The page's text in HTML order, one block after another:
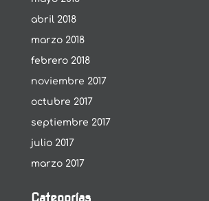
abril 2018
marzo 2018
febrero 2018
noviembre 2017
octubre 2017
septiembre 2017
julio 2017
marzo 2017
Categorías